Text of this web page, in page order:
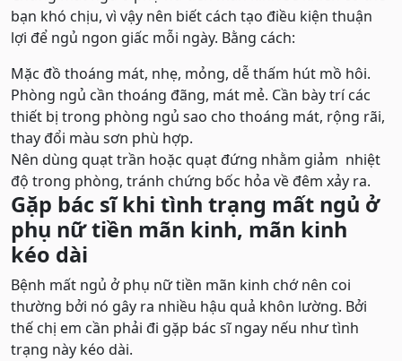
bạn khó chịu, vì vậy nên biết cách tạo điều kiện thuận
lợi để ngủ ngon giấc mỗi ngày. Bằng cách:
Mặc đồ thoáng mát, nhẹ, mỏng, dễ thấm hút mồ hôi.
Phòng ngủ cần thoáng đãng, mát mẻ. Cần bày trí các
thiết bị trong phòng ngủ sao cho thoáng mát, rộng rãi,
thay đổi màu sơn phù hợp.
Nên dùng quạt trần hoặc quạt đứng nhằm giảm nhiệt
độ trong phòng, tránh chứng bốc hỏa về đêm xảy ra.
Gặp bác sĩ khi tình trạng mất ngủ ở
phụ nữ tiền mãn kinh, mãn kinh
kéo dài
Bệnh mất ngủ ở phụ nữ tiền mãn kinh chớ nên coi
thường bởi nó gây ra nhiều hậu quả khôn lường. Bởi
thế chị em cần phải đi gặp bác sĩ ngay nếu như tình
trạng này kéo dài.